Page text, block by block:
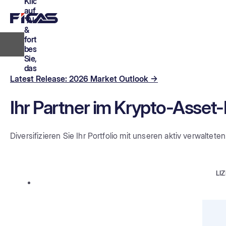
Latest Release: 2026 Market Outlook →
Ihr Partner im Krypto-
Diversifizieren Sie Ihr Portfolio mit unseren aktiv
auf
"Akzeptieren
&
fortfahren"
bestätigen
Sie,
dass:
Sie
rechtlichen
Hinweis
und